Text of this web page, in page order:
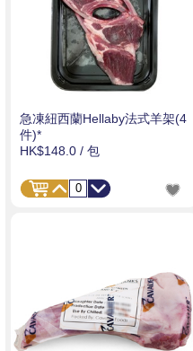
急凍紐西蘭Hellaby法式羊架(4
件)*
HK$148.0 / 包